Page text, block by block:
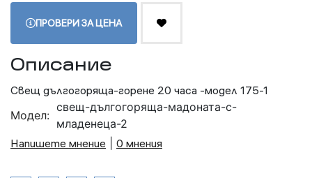
ПРОВЕРИ ЗА ЦЕНА
Описание
Свещ дългогоряща-горене 20 часа -модел 175-1
Модел:
свещ-дългогоряща-мадоната-с-
младенеца-2
Напишете мнение
0 мнения